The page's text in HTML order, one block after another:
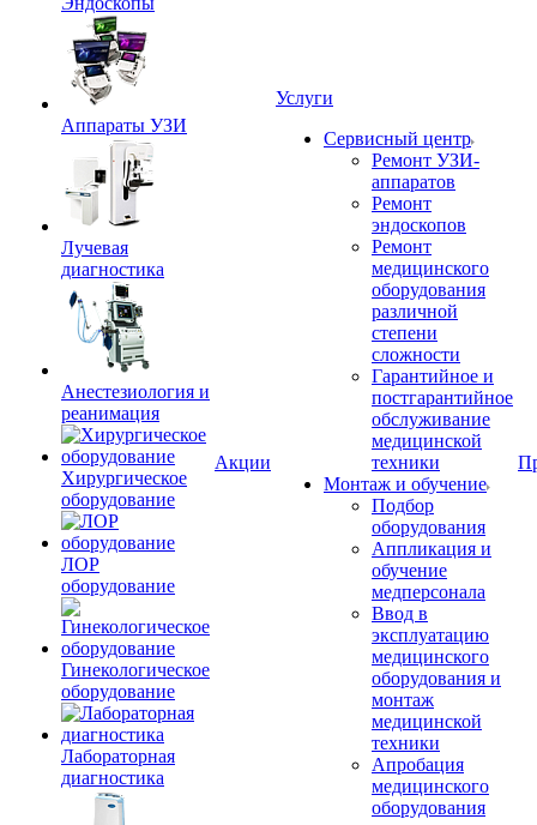
Аппараты УЗИ
Лучевая
диагностика
Анестезиология и
реанимация
Хирургическое
оборудование
ЛОР
оборудование
Гинекологическое
оборудование
Лабораторная
диагностика
Акции
Услуги
Сервисный центр
Ремонт УЗИ-
аппаратов
Ремонт
эндоскопов
Ремонт
медицинского
оборудования
различной
степени
сложности
Гарантийное и
постгарантийное
обслуживание
медицинской
техники
Монтаж и обучение
Подбор
оборудования
Аппликация и
обучение
медперсонала
Ввод в
эксплуатацию
медицинского
оборудования и
монтаж
медицинской
техники
Апробация
медицинского
оборудования